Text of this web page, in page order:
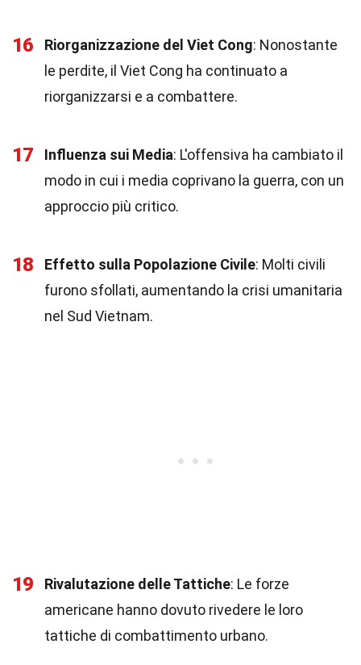
16 Riorganizzazione del Viet Cong: Nonostante
le perdite, il Viet Cong ha continuato a
riorganizzarsi e a combattere.
17 Influenza sui Media: L'offensiva ha cambiato il
modo in cui i media coprivano la guerra, con un
approccio più critico.
18 Effetto sulla Popolazione Civile: Molti civili
furono sfollati, aumentando la crisi umanitaria
nel Sud Vietnam.
19 Rivalutazione delle Tattiche: Le forze
americane hanno dovuto rivedere le loro
tattiche di combattimento urbano.